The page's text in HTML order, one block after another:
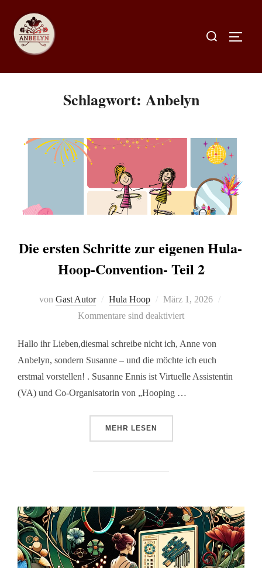
Schlagwort: Anbelyn
Die ersten Schritte zur eigenen Hula-
Hoop-Convention- Teil 2
von Gast Autor Hula Hoop
März 1, 2026
Kommentare sind deaktiviert
Hallo ihr Lieben,diesmal schreibe nicht ich, Anne von
Anbelyn, sondern Susanne – und die möchte ich euch
erstmal vorstellen! . Susanne Ennis ist Virtuelle Assistentin
(VA) und Co-Organisatorin von „Hooping …
MEHR LESEN